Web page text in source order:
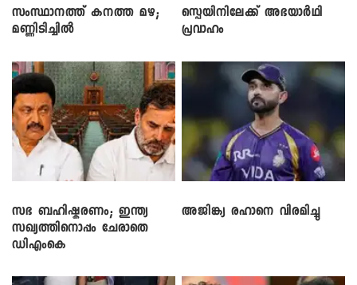
സംസ്ഥാനത്ത് കനത്ത മഴ;
മണ്ണിടിച്ചിൽ
സ്പെയിനിലേക്ക് അഭയാർഥി
പ്രവാഹം
സഭ ബഹിഷ്കരണം; ഇന്ത്യ
സഖ്യത്തിനൊപ്പം ചേരാതെ
ഡിഎംകെ
അജിങ്ക്യ രഹാനെ വിരമിച്ചു